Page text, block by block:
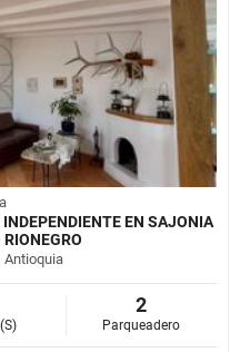
EN SAJONIA
Antioquia
2
Parqueadero